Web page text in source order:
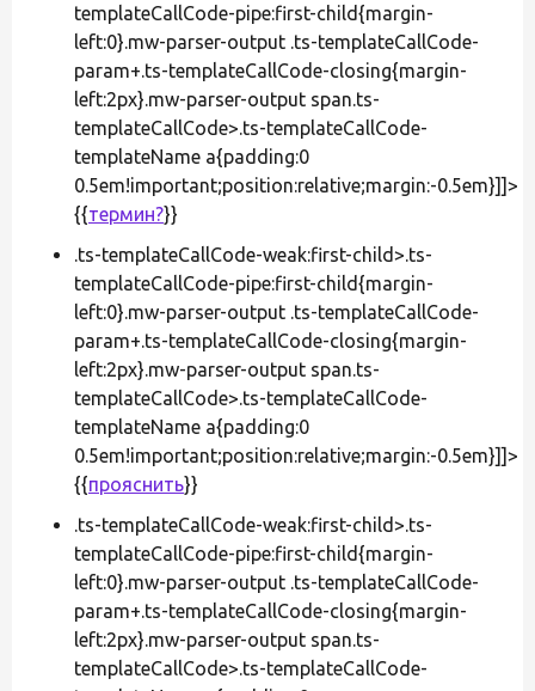
templateCallCode-pipe:first-child{margin-
left:0}.mw-parser-output .ts-templateCallCode-
param+.ts-templateCallCode-closing{margin-
left:2px}.mw-parser-output span.ts-
templateCallCode>.ts-templateCallCode-
templateName a{padding:0
0.5em!important;position:relative;margin:-0.5em}]]>
{{термин?}}
.ts-templateCallCode-weak:first-child>.ts-
templateCallCode-pipe:first-child{margin-
left:0}.mw-parser-output .ts-templateCallCode-
param+.ts-templateCallCode-closing{margin-
left:2px}.mw-parser-output span.ts-
templateCallCode>.ts-templateCallCode-
templateName a{padding:0
0.5em!important;position:relative;margin:-0.5em}]]>
{{прояснить}}
.ts-templateCallCode-weak:first-child>.ts-
templateCallCode-pipe:first-child{margin-
left:0}.mw-parser-output .ts-templateCallCode-
param+.ts-templateCallCode-closing{margin-
left:2px}.mw-parser-output span.ts-
templateCallCode>.ts-templateCallCode-